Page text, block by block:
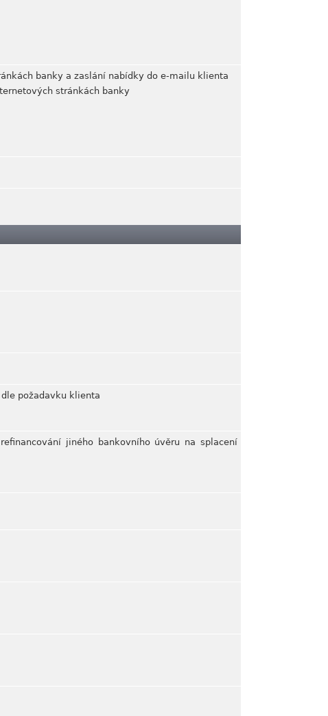
banky a zaslání nabídky do e-mailu klienta
stránkách banky
požadavku klienta
jiného bankovního úvěru na splacení